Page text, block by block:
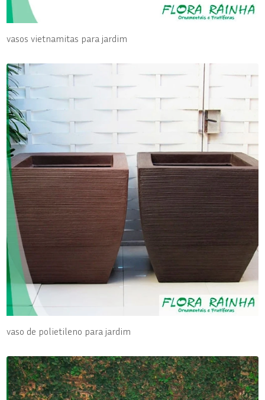
vasos vietnamitas para jardim
vaso de polietileno para jardim